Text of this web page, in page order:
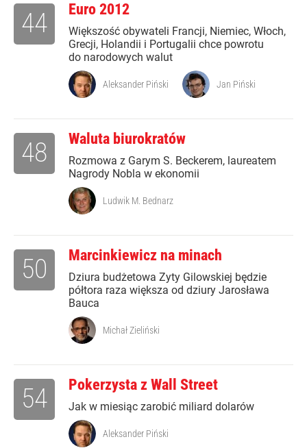
Euro 2012
Większość obywateli Francji, Niemiec, Włoch,
Grecji, Holandii i Portugalii chce powrotu
do narodowych walut
44
Aleksander Piński Jan Piński
Waluta biurokratów
Rozmowa z Garym S. Beckerem, laureatem
Nagrody Nobla w ekonomii
48
Ludwik M. Bednarz
Marcinkiewicz na minach
Dziura budżetowa Zyty Gilowskiej będzie
półtora raza większa od dziury Jarosława
Bauca
50
Michał Zieliński
Pokerzysta z Wall Street
Jak w miesiąc zarobić miliard dolarów
54
Aleksander Piński